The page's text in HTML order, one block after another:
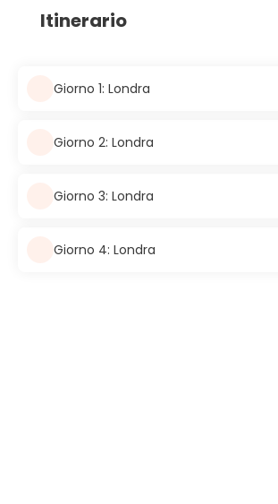
Itinerario
Giorno 1: Londra
Giorno 2: Londra
Giorno 3: Londra
Giorno 4: Londra